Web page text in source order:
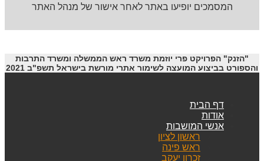
המסמכים יופיעו באתר לאחר אישור של מנהל האתר
"הזנק" הפרויקט פרי יוזמת משרד ראש הממשלה ומשרד התרבות
והספורט בביצוע המועצה לשימור אתרי מורשת בישראל תשפ"ב 2021
דף הבית
אודות
אנשי המושבות
ראשון לציון
ראש פינה
זכרון יעקב